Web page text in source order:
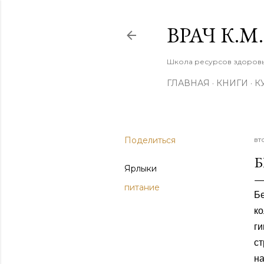
ВРАЧ
Школа ресурсов
ГЛАВНАЯ КНИГИ
Поделиться
Ярлыки
питание